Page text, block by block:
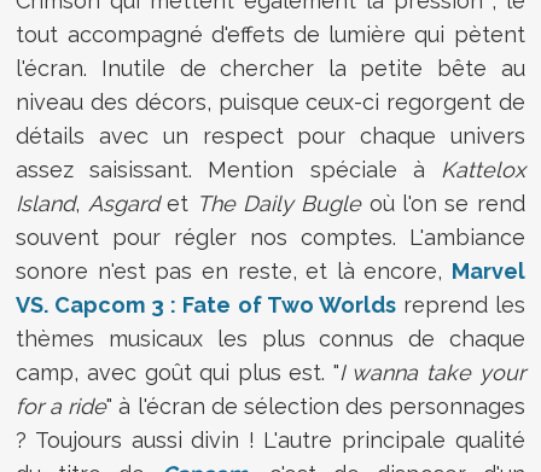
tout accompagné d'effets de lumière qui pètent
l'écran. Inutile de chercher la petite bête au
niveau des décors, puisque ceux-ci regorgent de
détails avec un respect pour chaque univers
assez saisissant. Mention spéciale à
Kattelox
Island, Asgardet The Daily Bugleoù l'on se rend
souvent pour régler nos comptes. L'ambiance
sonore n'est pas en reste, et là encore, Marvel
VS. Capcom 3 : Fate of Two Worldsreprend les
thèmes musicaux les plus connus de chaque
camp, avec goût qui plus est. "I wanna take your
for a ride" à l'écran de sélection des personnages
? Toujours aussi divin ! L'autre principale qualité